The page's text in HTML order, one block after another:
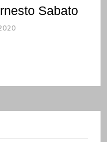
Sabato